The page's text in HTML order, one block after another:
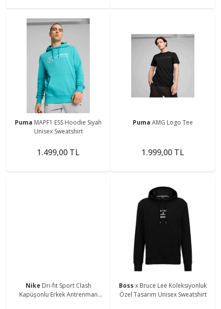
Puma MAPF1 ESS Hoodie Siyah
Unisex Sweatshirt
1.499,00 TL
Puma AMG Logo Tee
1.999,00 TL
Nike Dri-fıt Sport Clash
Kapüşonlu Erkek Antrenman
Boss x Bruce Lee Koleksiyonluk
Özel Tasarım Unisex Sweatshirt